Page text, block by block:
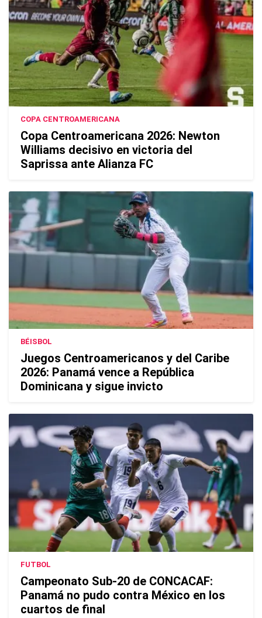
COPA CENTROAMERICANA
Copa Centroamericana 2026: Newton
Williams decisivo en victoria del
Saprissa ante Alianza FC
BÉISBOL
Juegos Centroamericanos y del Caribe
2026: Panamá vence a República
Dominicana y sigue invicto
FUTBOL
Campeonato Sub-20 de CONCACAF:
Panamá no pudo contra México en los
cuartos de final